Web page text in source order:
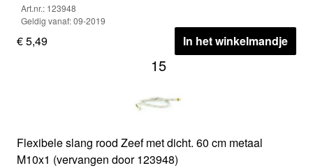
Art.nr.: 123948
Geldig vanaf: 09-2019
€ 5,49 In het winkelmandje
15
Flexibele slang rood Zeef met dicht. 60 cm metaal
M10x1 (vervangen door 123948)